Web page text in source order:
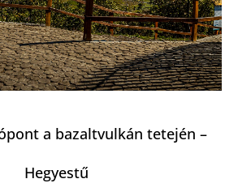
a bazaltvulkán tetején –
Hegyestű